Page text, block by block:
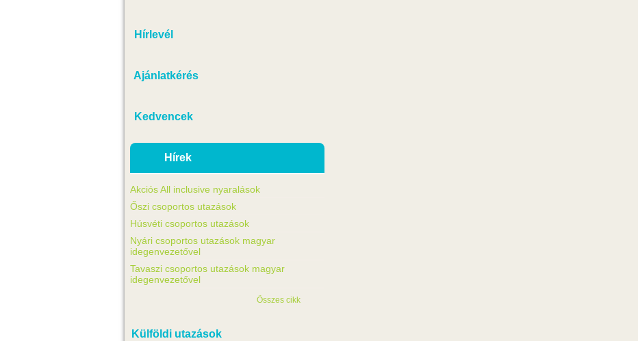
Hírlevél
Ajánlatkérés
Kedvencek
Hírek
Akciós All inclusive nyaralások
Őszi csoportos utazások
Húsvéti csoportos utazások
Nyári csoportos utazások magyar
idegenvezetővel
Tavaszi csoportos utazások magyar
idegenvezetővel
Összes cikk
Külföldi utazások